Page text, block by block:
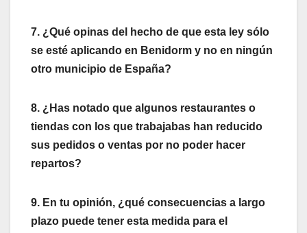
7. ¿Qué opinas del hecho de que esta ley sólo
se esté aplicando en Benidorm y no en ningún
otro municipio de España?
8. ¿Has notado que algunos restaurantes o
tiendas con los que trabajabas han reducido
sus pedidos o ventas por no poder hacer
repartos?
9. En tu opinión, ¿qué consecuencias a largo
plazo puede tener esta medida para el